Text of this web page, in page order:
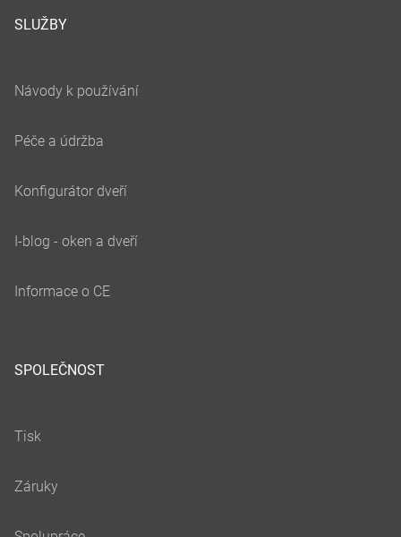
SLUŽBY
SPOLEČNOST